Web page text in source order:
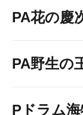
PA花の慶
PA野生の
Pドラム